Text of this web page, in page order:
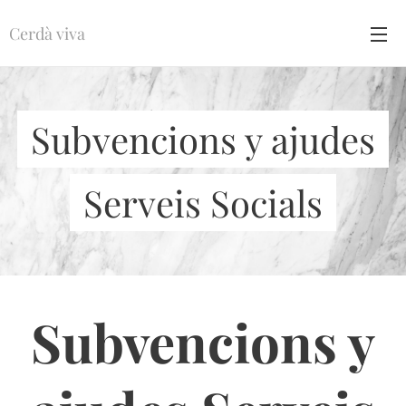
Cerdà viva
Subvencions y ajudes
Serveis Socials
Subvencions y